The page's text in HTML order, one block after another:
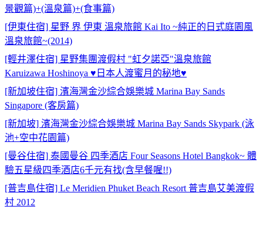
景觀篇)+(溫泉篇)+(食事篇)
[伊東住宿] 星野 界 伊東 溫泉旅館 Kai Ito ~純正的日式庭園風
溫泉旅館~(2014)
[輕井澤住宿] 星野集團渡假村 "虹夕諾亞"溫泉旅館
Karuizawa Hoshinoya ♥日本人渡蜜月的秘地♥
[新加坡住宿] 濱海灣金沙綜合娛樂城 Marina Bay Sands
Singapore (客房篇)
[新加坡] 濱海灣金沙綜合娛樂城 Marina Bay Sands Skypark (泳
池+空中花園篇)
[曼谷住宿] 泰國曼谷 四季酒店 Four Seasons Hotel Bangkok~ 體
驗五星級四季酒店6千元有找(含早餐喔!!)
[普吉島住宿] Le Meridien Phuket Beach Resort 普吉島艾美渡假
村 2012